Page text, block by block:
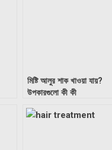
মিষ্টি আলুর শাক খাওয়া যায়?
উপকারগুলো কী কী